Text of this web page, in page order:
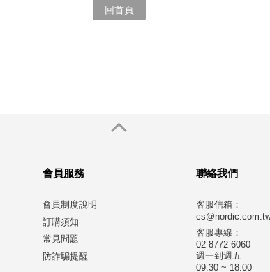
回首頁
會員服務
會員制度說明
訂購須知
常見問題
防詐騙提醒
聯絡我們
客服信箱：
客服專線：
02 8772 6060
週一到週五
09:30 ~ 18:00